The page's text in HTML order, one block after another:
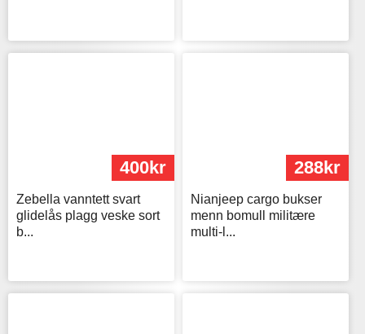
400kr
Zebella vanntett svart
glidelås plagg veske sort
b...
288kr
Nianjeep cargo bukser
menn bomull militære
multi-l...